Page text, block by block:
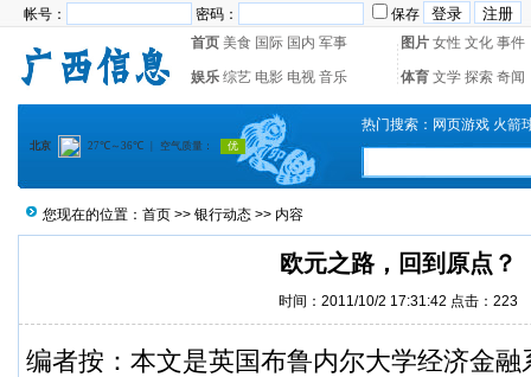
帐号： 密码：
保存
首页 美食 国际 国内 军事 图片 女性 文化 事件
娱乐 综艺 电影 电视 音乐 体育 文学 探索 奇闻
热门搜索： 网页游戏 火箭
您现在的位置： 首页 >> 银行动态 >> 内容
欧元之路，回到原点？
时间：2011/10/2 17:31:42 点击： 223
编者按：本文是英国布鲁内尔大学经济金融